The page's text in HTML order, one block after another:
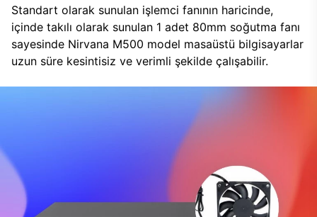
Standart olarak sunulan işlemci fanının haricinde,
içinde takılı olarak sunulan 1 adet 80mm soğutma fanı
sayesinde Nirvana M500 model masaüstü bilgisayarlar
uzun süre kesintisiz ve verimli şekilde çalışabilir.